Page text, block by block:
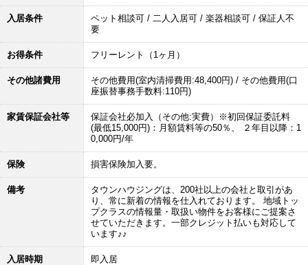
入居条件
ペット相談可 / 二人入居可 / 楽器相談可 / 保証人不
要
お得条件 フリーレント（1ヶ月）
その他諸費用
その他費用(室内清掃費用:48,400円) / その他費用(口
座振替事務手数料:110円)
家賃保証会社等
保証会社必加入（その他:実費）※初回保証委託料
(最低15,000円)：月額賃料等の50％、 ２年目以降：1
0,000円/年
保険 損害保険加入要。
備考
タウンハウジングは、200社以上の会社と取引があ
り、常に新着の情報を仕入れております。 地域トッ
プクラスの情報量・取扱い物件をお客様にご提案さ
せていただきます。一部クレジット払いも対応して
います♪♪
入居時期 即入居